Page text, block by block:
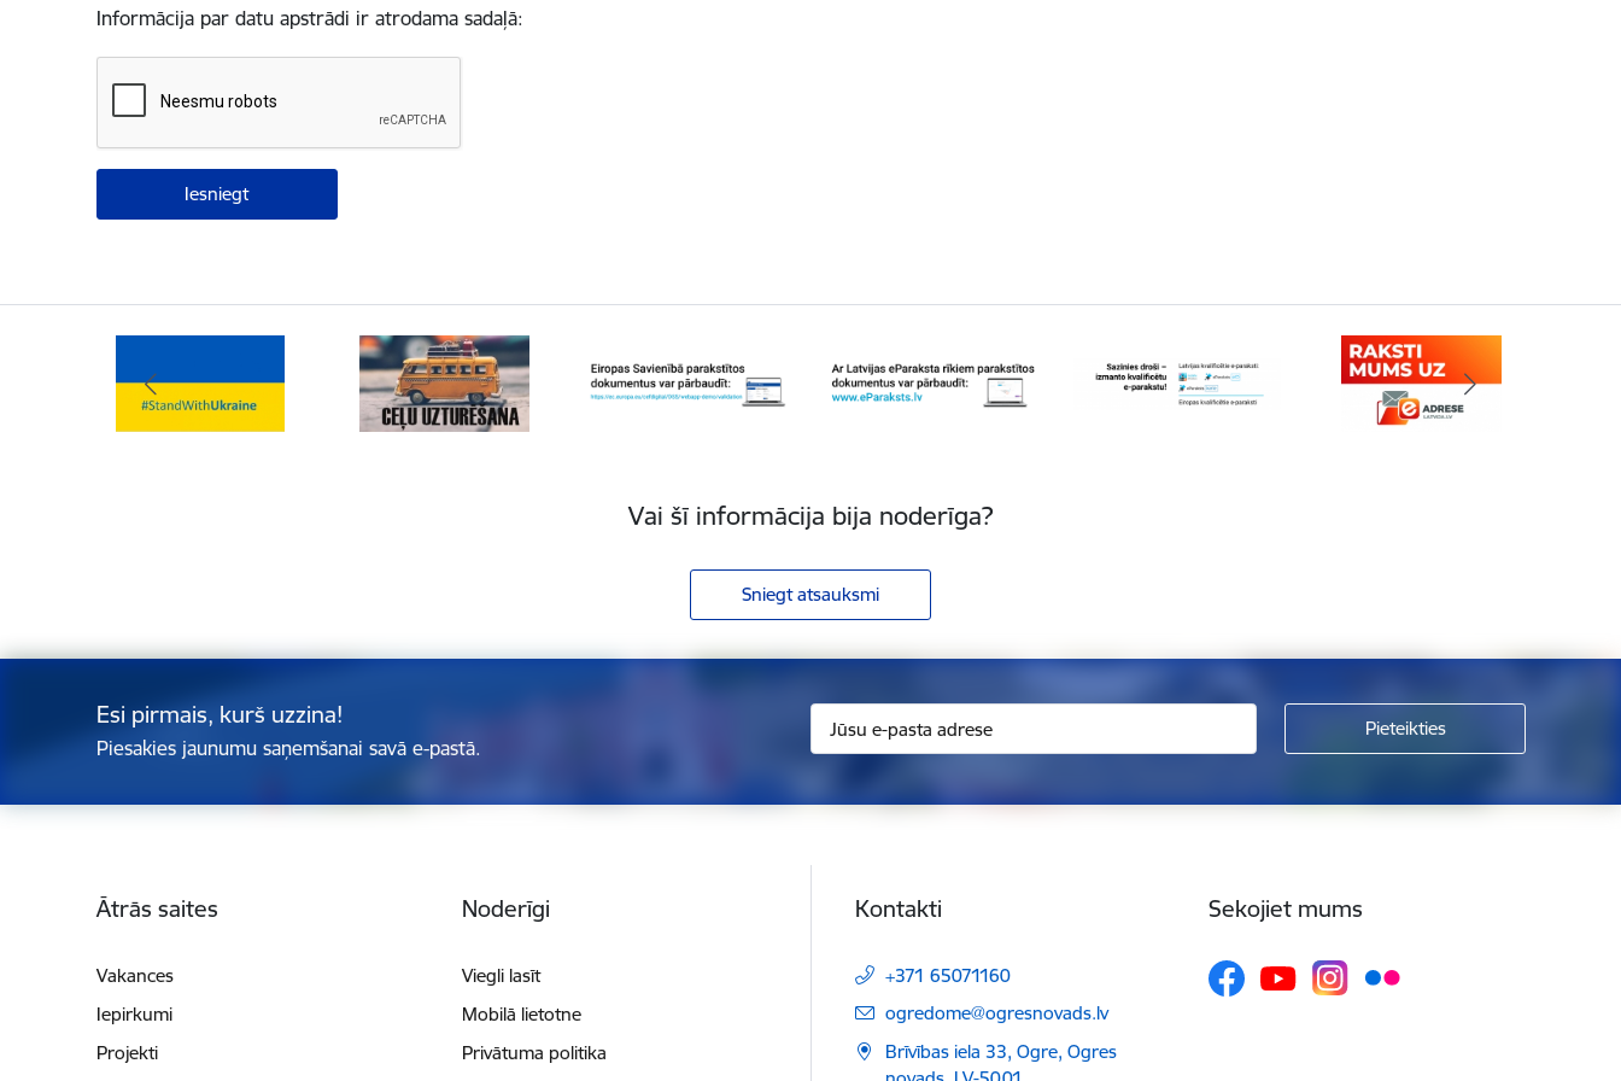
Informācija par datu apstrādi ir atrodama sadaļā:
Vai šī informācija bija noderīga?
Sniegt atsauksmi
Esi pirmais, kurš uzzina!
Piesakies jaunumu saņemšanai savā e-pastā.
Ātrās saites
Vakances
Iepirkumi
Projekti
Noderīgi
Viegli lasīt
Mobilā lietotne
Privātuma politika
Kontakti
+371 65071160
E-pasts:
ogredome@ogresnovads.lv
Brīvības iela 33, Ogre, Ogres
Sekojiet mums